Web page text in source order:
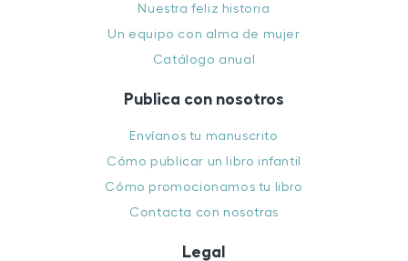
Nuestra feliz historia
Un equipo con alma de mujer
Catálogo anual
Publica con nosotros
Envíanos tu manuscrito
Cómo publicar un libro infantil
Cómo promocionamos tu libro
Contacta con nosotras
Legal